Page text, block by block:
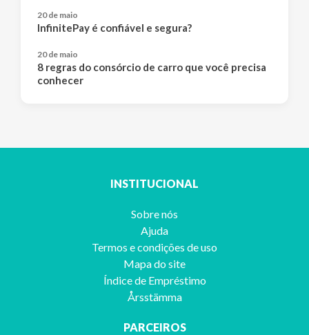
20 de maio
InfinitePay é confiável e segura?
20 de maio
8 regras do consórcio de carro que você precisa
conhecer
INSTITUCIONAL
Sobre nós
Ajuda
Termos e condições de uso
Mapa do site
Índice de Empréstimo
Årsstämma
PARCEIROS